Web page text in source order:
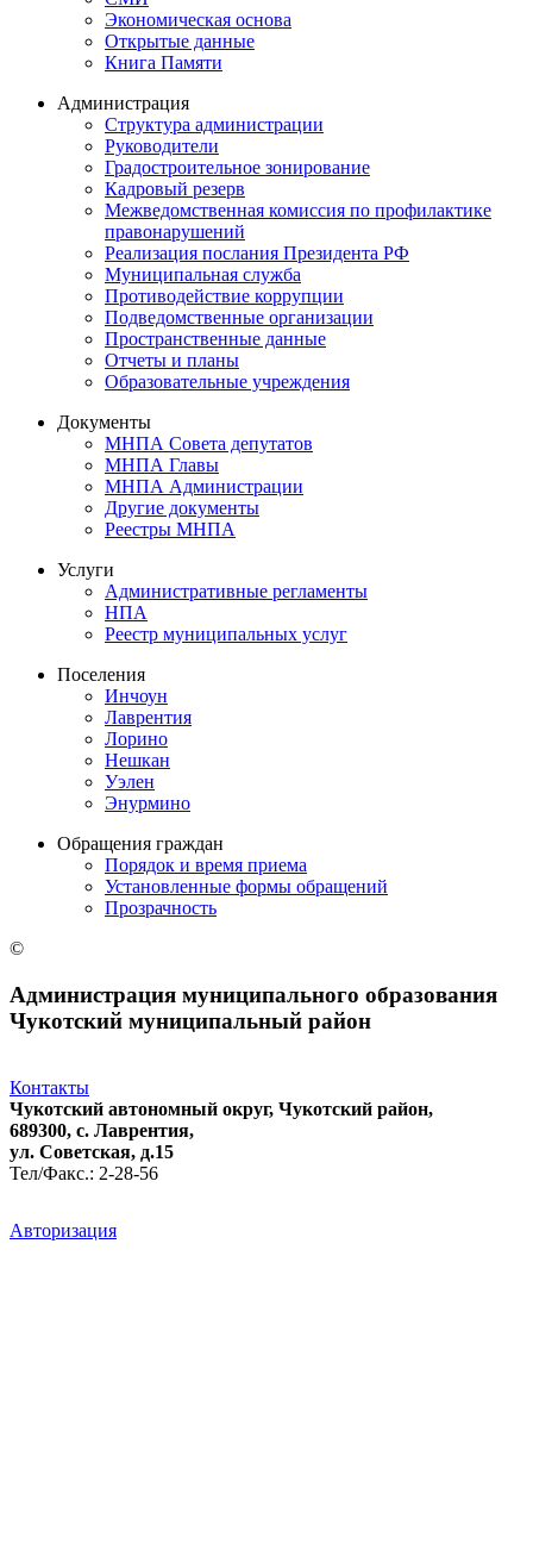
Экономическая основа
Открытые данные
Книга Памяти
Администрация
Структура администрации
Руководители
Градостроительное зонирование
Кадровый резерв
Межведомственная комиссия по профилактике
правонарушений
Реализация послания Президента РФ
Муниципальная служба
Противодействие коррупции
Подведомственные организации
Пространственные данные
Отчеты и планы
Образовательные учреждения
Документы
МНПА Совета депутатов
МНПА Главы
МНПА Администрации
Другие документы
Реестры МНПА
Услуги
Административные регламенты
НПА
Реестр муниципальных услуг
Поселения
Инчоун
Лаврентия
Лорино
Нешкан
Уэлен
Энурмино
Обращения граждан
Порядок и время приема
Установленные формы обращений
Прозрачность
©
Администрация муниципального образования
Чукотский муниципальный район
Контакты
Чукотский автономный округ, Чукотский район,
689300, с. Лаврентия,
ул. Советская, д.15
Тел/Факс.: 2-28-56
Авторизация